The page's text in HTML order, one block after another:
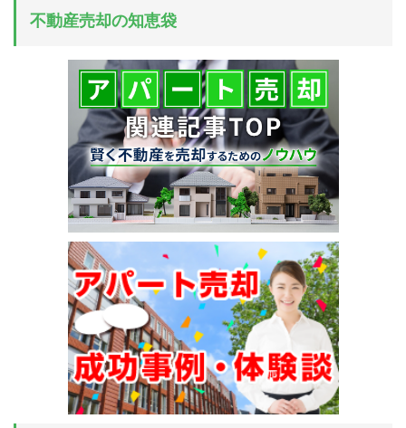
不動産売却の知恵袋